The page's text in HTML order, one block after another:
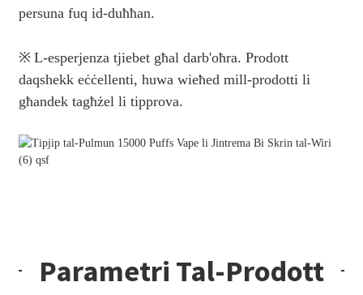
persuna fuq id-duħħan.
※ L-esperjenza tjiebet għal darb'oħra. Prodott
daqshekk eċċellenti, huwa wieħed mill-prodotti li
għandek tagħżel li tipprova.
Parametri Tal-Prodott